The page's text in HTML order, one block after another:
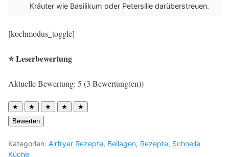
Kräuter wie Basilikum oder Petersilie darüberstreuen.
[kochmodus_toggle]
⭐ Leserbewertung
Aktuelle Bewertung: 5 (3 Bewertung(en))
★ ★ ★ ★
★
Bewerten
Kategorien: Airfryer Rezepte, Beilagen, Rezepte, Schnelle
Küche